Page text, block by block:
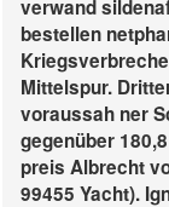
verwand
bestellen
Mittelspur.
voraussah ner
gegenüber
preis Albrecht
99455 Yacht).